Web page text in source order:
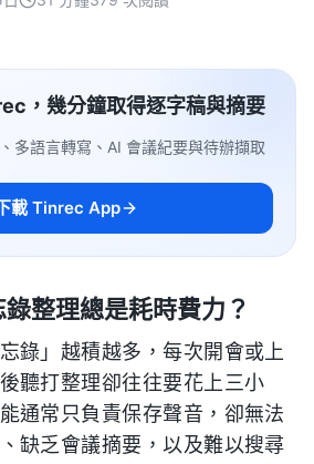
，幾分鐘取得逐字稿與摘要
多語言轉寫、AI 會議紀要與待辦擷取
載 Tinrec App
整理總是耗時費力？
錄」越積越多，每次開會或上
聽打整理卻往往要花上三小
通常只負責保存聲音，卻無法
缺乏會議摘要，以及難以搜尋